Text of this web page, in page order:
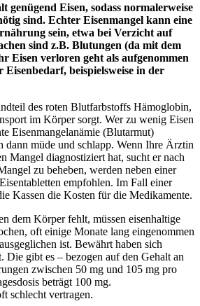
genügend Eisen, sodass normalerweise
sind. Echter Eisenmangel kann eine
sein, etwa bei Verzicht auf
sind z.B. Blutungen (da mit dem
Eisen verloren geht als aufgenommen
beispielsweise in der
des roten Blutfarbstoffs Hämoglobin,
im Körper sorgt. Wer zu wenig Eisen
Eisenmangelanämie (Blutarmut)
dann müde und schlapp. Wenn Ihre Ärztin
Mangel diagnostiziert hat, sucht er nach
zu beheben, werden neben einer
empfohlen. Im Fall einer
Kassen die Kosten für die Medikamente.
dem Körper fehlt, müssen eisenhaltige
oft einige Monate lang eingenommen
ist. Bewährt haben sich
Die gibt es – bezogen auf den Gehalt an
zwischen 50 mg und 105 mg pro
beträgt 100 mg.
schlecht vertragen.